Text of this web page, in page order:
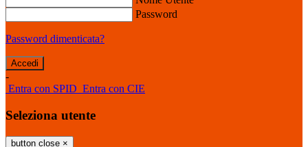
Password
Password dimenticata?
-
Entra con SPID Entra con CIE
Seleziona utente
button close ×